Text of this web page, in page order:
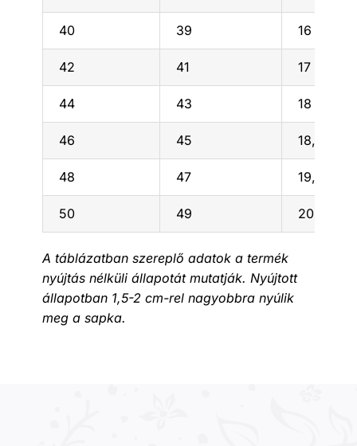
40 39 16
42 41 17
44 43 18
46 45 18,5
48 47 19,5
50 49 20,5
A táblázatban szereplő adatok a termék
nyújtás nélküli állapotát mutatják. Nyújtott
állapotban 1,5-2 cm-rel nagyobbra nyúlik
meg a sapka.